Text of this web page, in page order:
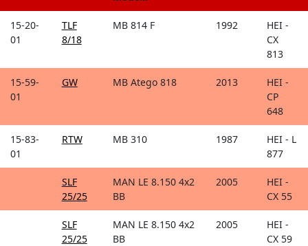
15-20-
01
TLF
8/18
MB 814 F 1992
HEI -
CX
813
15-59-
01
GW MB Atego 818 2013
HEI -
CP
648
15-83-
01
RTW MB 310 1987
HEI - L
877
SLF
25/25
MAN LE 8.150 4x2
BB
2005
HEI -
CX 55
SLF
25/25
MAN LE 8.150 4x2
BB
2005
HEI -
CX 59